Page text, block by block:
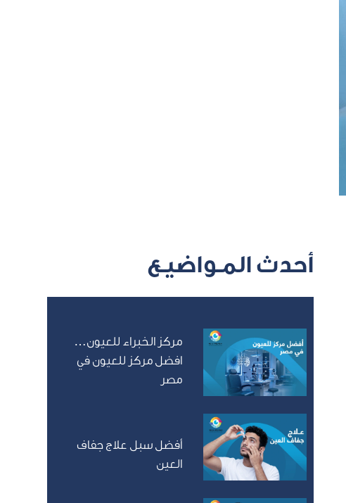
أحدث المـواضيـع
مركز الخبراء للعيون…
افضل مركز للعيون في
مصر
أفضل سبل علاج جفاف
العين